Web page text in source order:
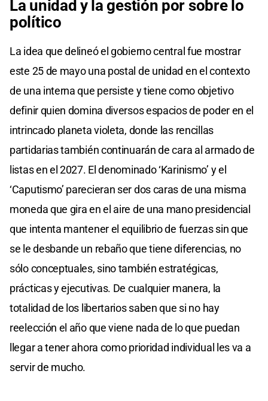
La unidad y la gestión por sobre lo
político
La idea que delineó el gobierno central fue mostrar
este 25 de mayo una postal de unidad en el contexto
de una interna que persiste y tiene como objetivo
definir quien domina diversos espacios de poder en el
intrincado planeta violeta, donde las rencillas
partidarias también continuarán de cara al armado de
listas en el 2027. El denominado ‘Karinismo’ y el
‘Caputismo’ parecieran ser dos caras de una misma
moneda que gira en el aire de una mano presidencial
que intenta mantener el equilibrio de fuerzas sin que
se le desbande un rebaño que tiene diferencias, no
sólo conceptuales, sino también estratégicas,
prácticas y ejecutivas. De cualquier manera, la
totalidad de los libertarios saben que si no hay
reelección el año que viene nada de lo que puedan
llegar a tener ahora como prioridad individual les va a
servir de mucho.